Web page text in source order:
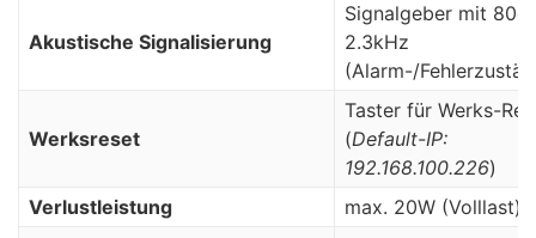
Akustische Signalisierung
Signalgeber mit
2.3kHz
(Alarm-/
Werksreset
Taster für Werks-
(Default-IP:
192.168.100.226)
Verlustleistung
max. 20W (Volllast)